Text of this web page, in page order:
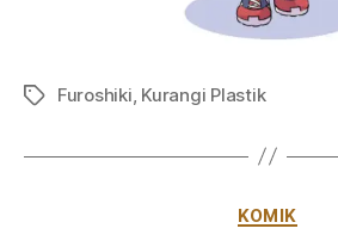
Tag Furoshiki, Kurangi Plastik
Kategori
KOMIK